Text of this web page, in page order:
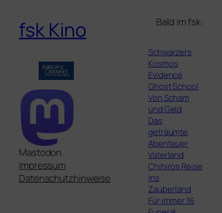
fsk Kino
Mastodon
Impressum
Datenschutzhinweise
Bald im fsk:
Schwarzers
Kosmos
Evidence
Ghost School
Von Scham
und Geld
Das
geträumte
Abenteuer
Vaterland
Chihiros Reise
ins
Zauberland
Für immer 16